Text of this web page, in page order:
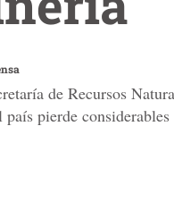
de Recursos
pierde considerables